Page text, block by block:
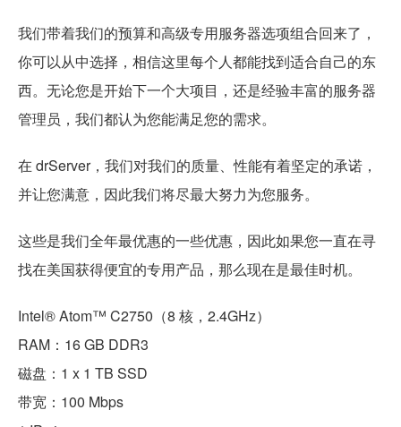
我们带着我们的预算和高级专用服务器选项组合回来了，
你可以从中选择，相信这里每个人都能找到适合自己的东
西。无论您是开始下一个大项目，还是经验丰富的服务器
管理员，我们都认为您能满足您的需求。
在 drServer，我们对我们的质量、性能有着坚定的承诺，
并让您满意，因此我们将尽最大努力为您服务。
这些是我们全年最优惠的一些优惠，因此如果您一直在寻
找在美国获得便宜的专用产品，那么现在是最佳时机。
Intel® Atom™ C2750（8 核，2.4GHz）
RAM：16 GB DDR3
磁盘：1 x 1 TB SSD
带宽：100 Mbps